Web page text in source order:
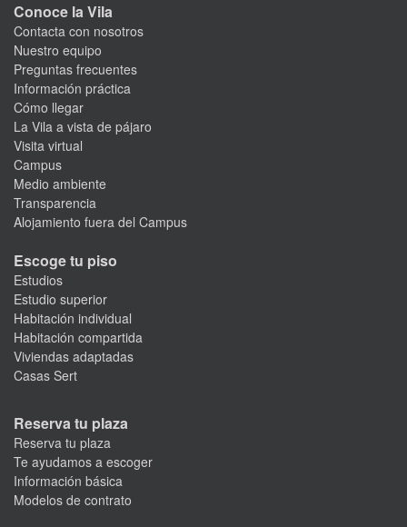
Conoce la Vila
Contacta con nosotros
Nuestro equipo
Preguntas frecuentes
Información práctica
Cómo llegar
La Vila a vista de pájaro
Visita virtual
Campus
Medio ambiente
Transparencia
Alojamiento fuera del Campus
Escoge tu piso
Estudios
Estudio superior
Habitación individual
Habitación compartida
Viviendas adaptadas
Casas Sert
Reserva tu plaza
Reserva tu plaza
Te ayudamos a escoger
Información básica
Modelos de contrato